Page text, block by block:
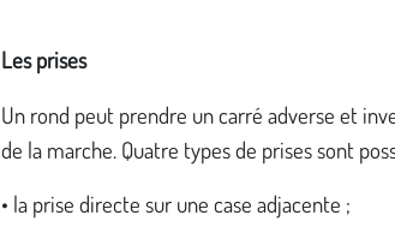
Les prises
Un rond peut prendre un carré adverse et
de la marche. Quatre types de prises sont
• la prise directe sur une case adjacente ;